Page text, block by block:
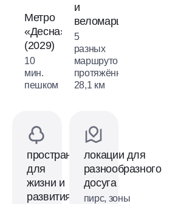
Метро
«Десна»
(2029)
10
мин.
пешком
и
веломаршрутов
5
разных
маршрутов
протяжённостью
28,1 км
пространства
для
жизни и
развития
локации для
разнообразного
досуга
пирс, зоны